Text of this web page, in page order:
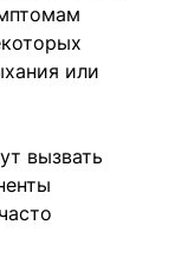
или
вызвать